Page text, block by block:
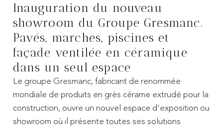
Inauguration du nouveau
showroom du Groupe Gresmanc.
Pavés, marches, piscines et
façade ventilée en céramique
dans un seul espace
Le groupe Gresmanc, fabricant de renommée
mondiale de produits en grès cérame extrudé pour la
construction, ouvre un nouvel espace d'exposition ou
showroom où il présente toutes ses solutions